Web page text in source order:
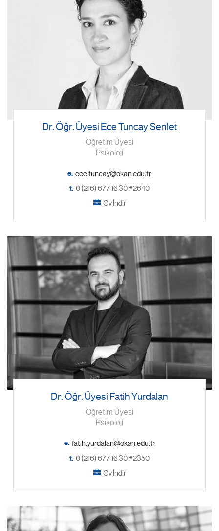
Dr. Öğr. Üyesi Ece Tuncay Senlet
Öğretim Üyesi
Psikoloji
e.
t. 0 (216) 677 16 30 #2640
Cv İndir
Dr. Öğr. Üyesi Fatih Yurdalan
Öğretim Üyesi
Psikoloji
e.
t. 0 (216) 677 16 30 #2350
Cv İndir